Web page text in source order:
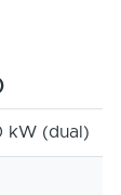
kW (dual)